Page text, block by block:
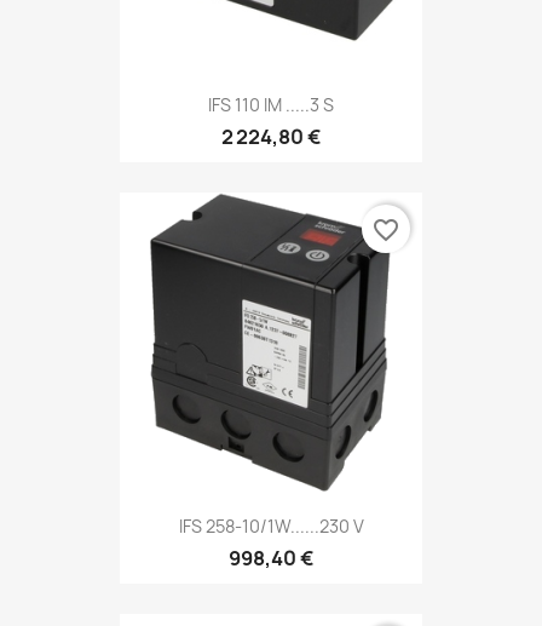
IFS 110 IM .....3 S
2 224,80 €
IFS 258-10/1W......230 V
998,40 €
favorite_border